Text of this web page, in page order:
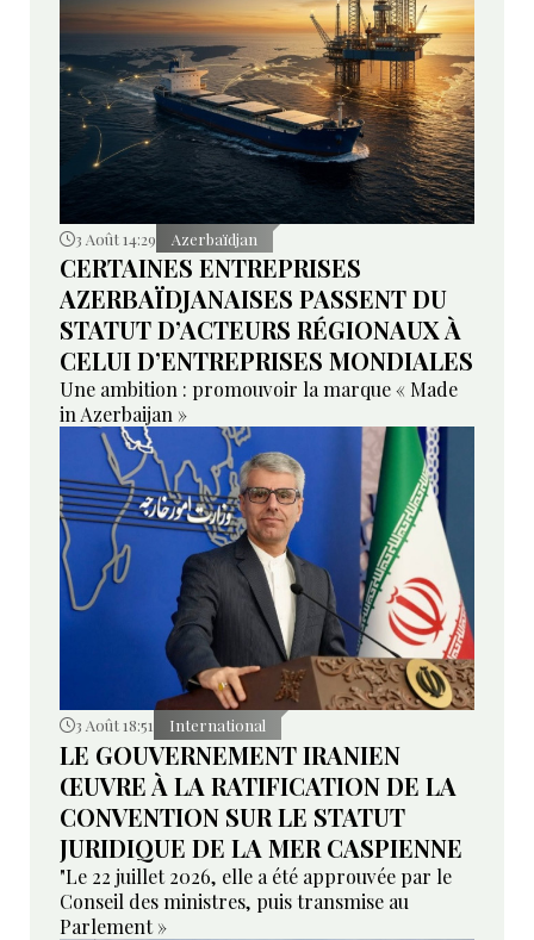
3 Août 14:29 Azerbaïdjan
CERTAINES ENTREPRISES
AZERBAÏDJANAISES PASSENT DU
STATUT D’ACTEURS RÉGIONAUX À
CELUI D’ENTREPRISES MONDIALES
Une ambition : promouvoir la marque « Made
in Azerbaijan »
3 Août 18:51 International
LE GOUVERNEMENT IRANIEN
ŒUVRE À LA RATIFICATION DE LA
CONVENTION SUR LE STATUT
JURIDIQUE DE LA MER CASPIENNE
"Le 22 juillet 2026, elle a été approuvée par le
Conseil des ministres, puis transmise au
Parlement »